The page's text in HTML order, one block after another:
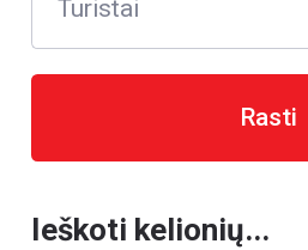
Turistai
Rasti
Ieškoti kelionių...